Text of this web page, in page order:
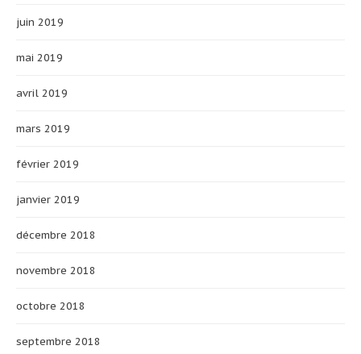
juin 2019
mai 2019
avril 2019
mars 2019
février 2019
janvier 2019
décembre 2018
novembre 2018
octobre 2018
septembre 2018